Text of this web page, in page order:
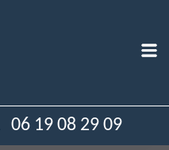
06 19 08 29 09